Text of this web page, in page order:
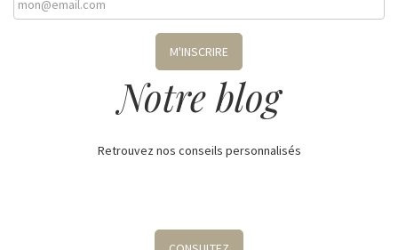
M'INSCRIRE
Notre blog
Retrouvez nos conseils personnalisés